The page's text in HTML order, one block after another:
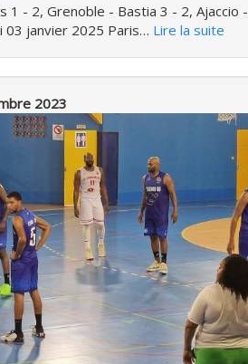
1 - 2, Grenoble - Bastia 3 - 2,
03 janvier 2025 Paris… Lire la suite
2023